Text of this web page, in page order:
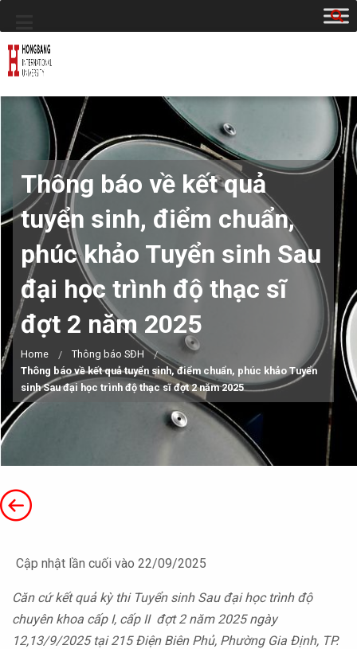
Thông báo về kết quả
tuyển sinh, điểm chuẩn,
phúc khảo Tuyển sinh Sau
đại học trình độ thạc sĩ
đợt 2 năm 2025
Home
Thông báo SĐH
Thông báo về kết quả tuyển sinh, điểm chuẩn, phúc khảo Tuyển
sinh Sau đại học trình độ thạc sĩ đợt 2 năm 2025
Cập nhật lần cuối vào 22/09/2025
Căn cứ kết quả kỳ thi Tuyển sinh Sau đại học trình độ
chuyên khoa cấpI, cấp II đợt 2 năm 2025 ngày
12,13/9/2025 tại 215 Điện Biên Phủ, Phường Gia Định, TP.